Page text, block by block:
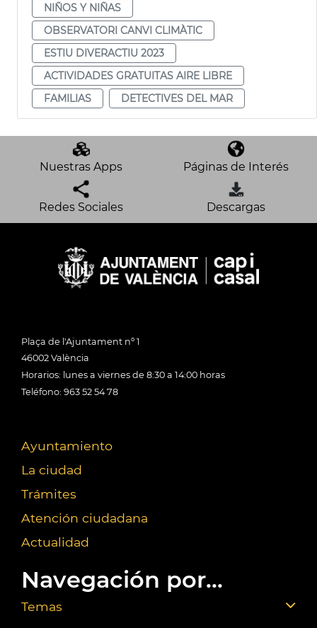
NIÑOS Y NIÑAS
OBSERVATORI CANVI CLIMÀTIC
ESTIU DIVERACTIU 2023
ACTIVIDADES GRATUITAS AIRE LIBRE
FAMILIAS
DETECTIVES DEL MAR
Nuestras Apps Páginas de Interés
Redes Sociales Descargas
Plaça de l'Ajuntament nº 1
46002 València
Horarios: lunes a viernes de 8:30 a 14:00 horas
Teléfono: 963 52 54 78
Ayuntamiento
La ciudad
Trámites
Atención ciudadana
Actualidad
Navegación por...
Temas